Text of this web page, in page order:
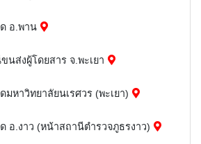
อ.พาน
นส่งผู้โดยสาร จ.พะเยา
มหาวิทยาลัยนเรศวร (พะเยา)
อ.งาว (หน้าสถานีตำรวจภูธรงาว)